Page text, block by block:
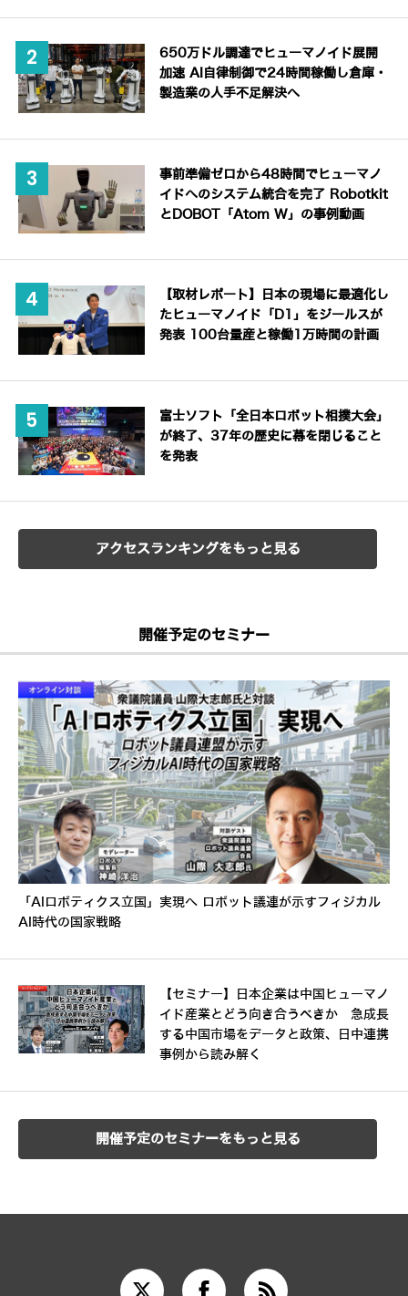
650万ドル調達でヒューマノイド展開
加速 AI自律制御で24時間稼働し倉庫・
製造業の人手不足解決へ
事前準備ゼロから48時間でヒューマノ
イドへのシステム統合を完了 Robotkit
とDOBOT「Atom W」の事例動画
【取材レポート】日本の現場に最適化し
たヒューマノイド「D1」をジールスが
発表 100台量産と稼働1万時間の計画
富士ソフト「全日本ロボット相撲大会」
が終了、37年の歴史に幕を閉じること
を発表
アクセスランキングをもっと見る
開催予定のセミナー
「AIロボティクス立国」実現へ ロボット議連が示すフィジカル
AI時代の国家戦略
【セミナー】日本企業は中国ヒューマノ
イド産業とどう向き合うべきか 急成長
する中国市場をデータと政策、日中連携
事例から読み解く
開催予定のセミナーをもっと見る